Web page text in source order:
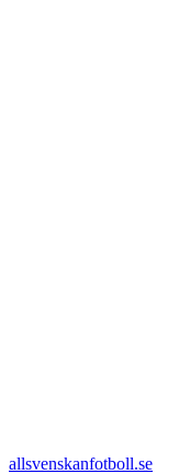
allsvenskanfotboll.se